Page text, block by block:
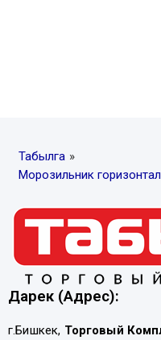
Табылга »
Морозильник
Дарек (Адрес):
г.Бишкек, Торговый